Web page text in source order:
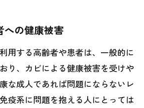
の健康被害
用する高齢者や患者は、一般的に
り、カビによる健康被害を受けや
な成人であれば問題にならないレ
疫系に問題を抱える人にとっては